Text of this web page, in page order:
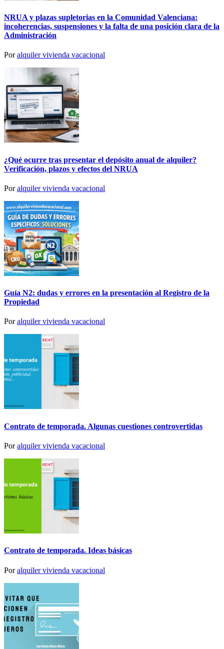
NRUA y plazas supletorias en la Comunidad Valenciana:
incoherencias, suspensiones y la falta de una posición clara de la
Administración
Poralquiler vivienda vacacional
¿Qué ocurre tras presentar el depósito anual de alquiler?
Verificación, plazos y efectos del NRUA
Poralquiler vivienda vacacional
Guía N2: dudas y errores en la presentación al Registro de la
Propiedad
Poralquiler vivienda vacacional
Contrato de temporada. Algunas cuestiones controvertidas
Poralquiler vivienda vacacional
Contrato de temporada. Ideas básicas
Poralquiler vivienda vacacional